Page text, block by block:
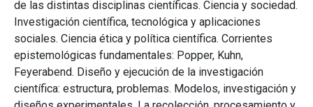
de las distintas disciplinas científicas. Ciencia y sociedad.
Investigación científica, tecnológica y aplicaciones
sociales. Ciencia ética y política científica. Corrientes
epistemológicas fundamentales: Popper, Kuhn,
Feyerabend. Diseño y ejecución de la investigación
científica: estructura, problemas. Modelos, investigación y